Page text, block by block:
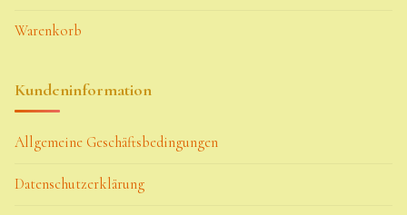
Warenkorb
Kundeninformation
Allgemeine Geschäftsbedingungen
Datenschutzerklärung